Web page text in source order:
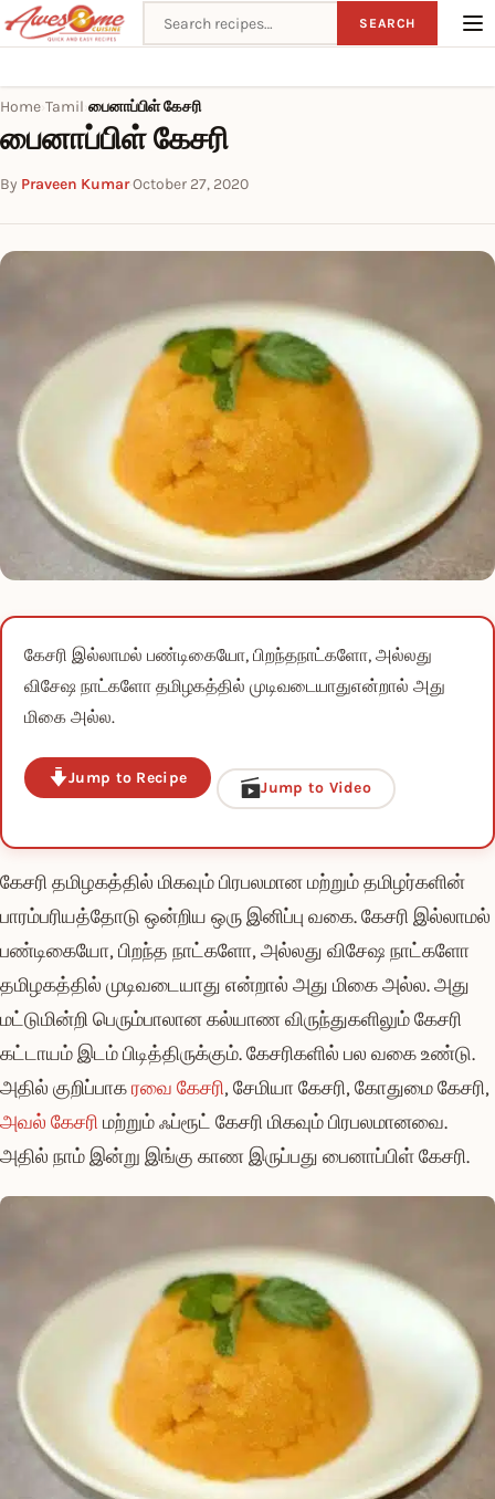
Search recipes SEARCH
Home Tamil பைனாப்பிள் கேசரி
பைனாப்பிள் கேசரி
By Praveen Kumar·October 27, 2020
கேசரி இல்லாமல் பண்டிகையோ, பிறந்தநாட்களோ, அல்லது
விசேஷ நாட்களோ தமிழகத்தில் முடிவடையாதுஎன்றால் அது
மிகை அல்ல.
Jump to Recipe
Jump to Video
கேசரி தமிழகத்தில் மிகவும் பிரபலமான மற்றும் தமிழர்களின்
பாரம்பரியத்தோடு ஒன்றிய ஒரு இனிப்பு வகை. கேசரி இல்லாமல்
பண்டிகையோ, பிறந்த நாட்களோ, அல்லது விசேஷ நாட்களோ
தமிழகத்தில் முடிவடையாது என்றால் அது மிகை அல்ல. அது
மட்டுமின்றி பெரும்பாலான கல்யாண விருந்துகளிலும் கேசரி
கட்டாயம் இடம் பிடித்திருக்கும். கேசரிகளில் பல வகை உண்டு.
அதில் குறிப்பாகரவை கேசரி, சேமியா கேசரி, கோதுமை கேசரி,
அவல் கேசரி மற்றும் ஃப்ரூட் கேசரி மிகவும் பிரபலமானவை.
அதில் நாம் இன்று இங்கு காண இருப்பது பைனாப்பிள் கேசரி.